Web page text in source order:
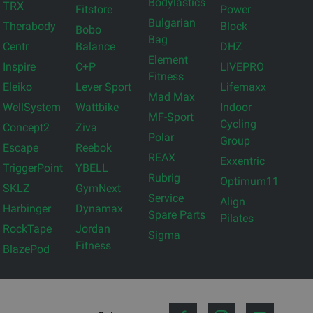
TRX
Therabody
Centr
Inspire
Eleiko
WellSystem
Concept2
Escape
TriggerPoint
SKLZ
Harbinger
RockTape
BlazePod
Fitstore
Bobo
Balance
C+P
Lever Sport
Wattbike
Ziva
Reebok
YBELL
GymNext
Dynamax
Jordan
Fitness
Bulgarian
Bag
Element
Fitness
Mad Max
MF-Sport
Polar
REAX
Rubrig
Service
Spare Parts
Sigma
Power
Block
DHZ
LIVEPRO
Lifemaxx
Indoor
Cycling
Group
Exxentric
Optimum11
Align
Pilates